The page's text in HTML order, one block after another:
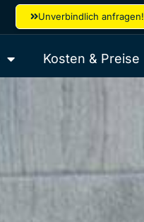
Unverbindlich anfragen!
Kosten & Preise